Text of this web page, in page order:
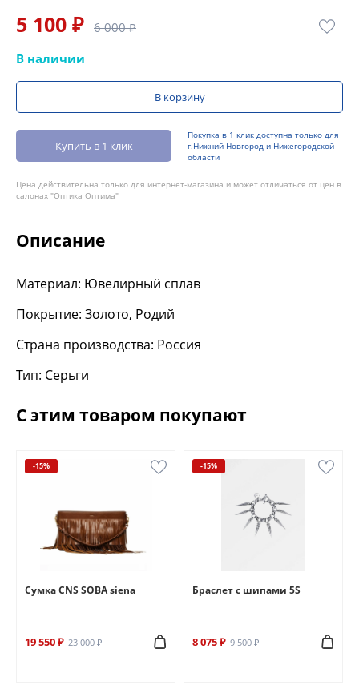
5 100 ₽ 6 000 ₽
В наличии
В корзину
Купить в 1 клик
Покупка в 1 клик доступна только для
г.Нижний Новгород и Нижегородской
области
Цена действительна только для интернет-магазина и может отличаться от цен в
салонах "Оптика Оптима"
Описание
Материал: Ювелирный сплав
Покрытие: Золото, Родий
Страна производства: Россия
Тип: Серьги
С этим товаром покупают
-15%
Сумка CNS SOBA siena
19 550 ₽ 23 000 ₽
-15%
Браслет с шипами 5S
8 075 ₽ 9 500 ₽